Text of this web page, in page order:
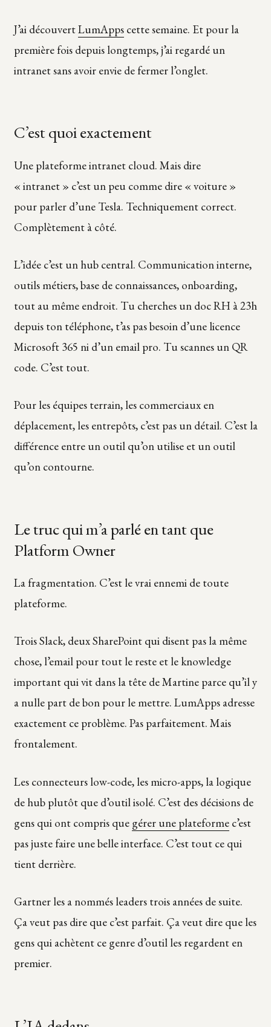
J’ai découvertLumAppscette semaine. Et pour la
première fois depuis longtemps, j’ai regardé un
intranet sans avoir envie de fermer l’onglet.
C’est quoi exactement
Une plateforme intranet cloud. Mais dire
« intranet » c’est un peu comme dire « voiture »
pour parler d’une Tesla. Techniquement correct.
Complètement à côté.
L’idée c’est un hub central. Communication interne,
outils métiers, base de connaissances, onboarding,
tout au même endroit. Tu cherches un doc RH à 23h
depuis ton téléphone, t’as pas besoin d’une licence
Microsoft 365 ni d’un email pro. Tu scannes un QR
code. C’est tout.
Pour les équipes terrain, les commerciaux en
déplacement, les entrepôts, c’est pas un détail. C’est la
différence entre un outil qu’on utilise et un outil
qu’on contourne.
Le truc qui m’a parlé en tant que
Platform Owner
La fragmentation. C’est le vrai ennemi de toute
plateforme.
Trois Slack, deux SharePoint qui disent pas la même
chose, l’email pour tout le reste et le knowledge
important qui vit dans la tête de Martine parce qu’il y
a nulle part de bon pour le mettre. LumApps adresse
exactement ce problème. Pas parfaitement. Mais
frontalement.
Les connecteurs low-code, les micro-apps, la logique
de hub plutôt que d’outil isolé. C’est des décisions de
gens qui ont compris que gérer une plateformec’est
pas juste faire une belle interface. C’est tout ce qui
tient derrière.
Gartner les a nommés leaders trois années de suite.
Ça veut pas dire que c’est parfait. Ça veut dire que les
gens qui achètent ce genre d’outil les regardent en
premier.